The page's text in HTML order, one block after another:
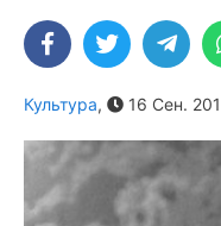
Культура, 16 Сен.